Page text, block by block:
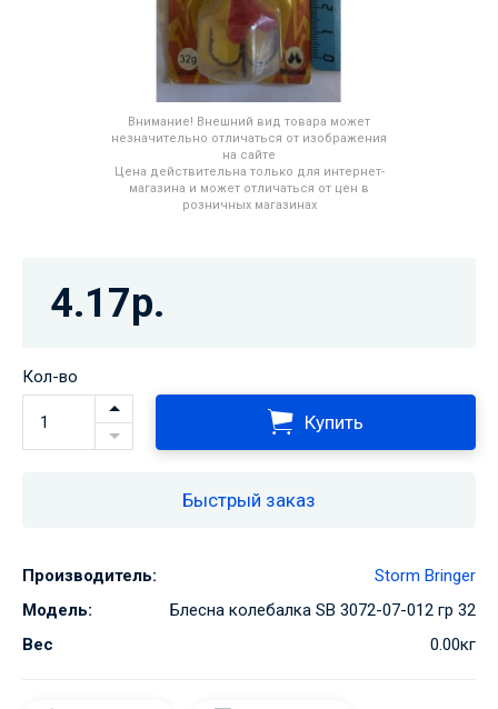
Внимание! Внешний вид товара может
незначительно отличаться от изображения
на сайте
Цена действительна только для интернет-
магазина и может отличаться от цен в
розничных магазинах
4.17р.
Кол-во
Купить
Быстрый заказ
Производитель:
Storm Bringer
Модель:
Блесна колебалка SB 3072-07-012 гр 32
Вес
0.00кг